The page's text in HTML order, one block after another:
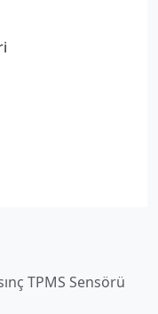
TPMS Sensörü